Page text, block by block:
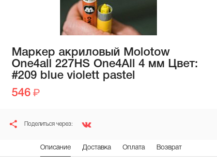
Маркер акриловый Molotow
One4all 227HS One4All 4 мм Цвет:
#209 blue violett pastel
546
Поделиться через:
Описание Доставка Оплата Возврат